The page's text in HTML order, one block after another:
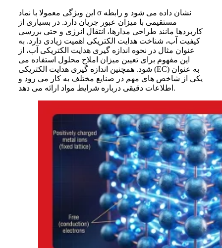
این ویژگی معمولا با نماد σ نشان داده می شود و رابطه
مستقیمی با میزان عبور جریان دارد. در بسیاری از
کاربردها مانند طراحی مدارها، انتقال انرژی و حتی بررسی
کیفیت آب، شناخت هدایت الکتریکی اهمیت زیادی دارد. به
عنوان مثال در نحوه اندازه گیری هدایت الکتریکی آب، از
این مفهوم برای تعیین میزان املاح محلول استفاده می
شود. همچنین اندازه گیری هدایت الکتریکی (EC) به عنوان
یکی از شاخص های مهم در صنایع مختلف به کار می رود و
اطلاعات دقیقی درباره شرایط مواد ارائه می دهد.